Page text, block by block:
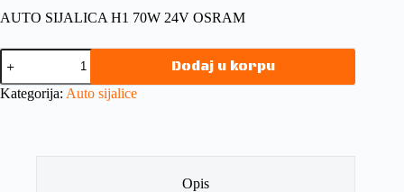
AUTO SIJALICA H1 70W 24V OSRAM
Dodaj u korpu
Kategorija: Auto sijalice
Opis